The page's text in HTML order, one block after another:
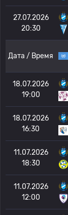
27.07.2026
20:30
Дата / Время
18.07.2026
19:00
18.07.2026
16:30
11.07.2026
18:30
11.07.2026
12:00